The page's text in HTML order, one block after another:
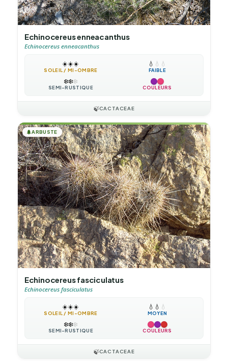
Echinocereus enneacanthus
Echinocereus enneacanthus
☀️☀️☀️
SOLEIL / MI-OMBRE
💧 💧 💧
FAIBLE
❄️❄️❄️
SEMI-RUSTIQUE COULEURS
🍃CACTACEAE
🌲ARBUSTE
Echinocereus fasciculatus
Echinocereus fasciculatus
☀️☀️☀️
SOLEIL / MI-OMBRE
💧 💧 💧
MOYEN
❄️❄️❄️
SEMI-RUSTIQUE COULEURS
🍃CACTACEAE